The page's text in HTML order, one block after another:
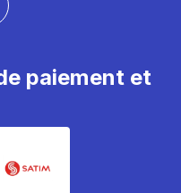
paiement et